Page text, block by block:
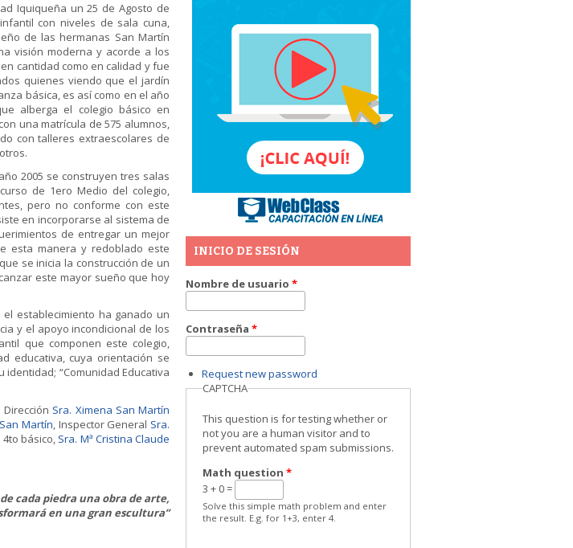
Iquiqueña un 25 de Agosto de
con niveles de sala cuna,
de las hermanas San Martín
visión moderna y acorde a los
cantidad como en calidad y fue
quienes viendo que el jardín
básica, es así como en el año
alberga el colegio básico en
una matrícula de 575 alumnos,
con talleres extraescolares de
2005 se construyen tres salas
de 1ero Medio del colegio,
pero no conforme con este
en incorporarse al sistema de
de entregar un mejor
esta manera y redoblado este
se inicia la construcción de un
este mayor sueño que hoy
establecimiento ha ganado un
y el apoyo incondicional de los
que componen este colegio,
educativa, cuya orientación se
“Comunidad Educativa
Dirección Sra. Ximena San Martín
Martín , Inspector General Sra.
básico, Sra. Mª Cristina Claude
cada piedra una obra de arte,
en una gran escultura”
INICIO DE SESIÓN
Nombre de usuario *
Contraseña *
Request new password
CAPTCHA
This question is for testing whether or
not you are a human visitor and to
prevent automated spam submissions.
Math question *
3 + 0 =
Solve this simple math problem and enter
the result. E.g. for 1+3, enter 4.